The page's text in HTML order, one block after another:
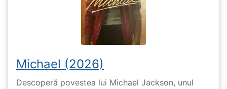
Michael (2026)
Descoperă povestea lui Michael Jackson, unul